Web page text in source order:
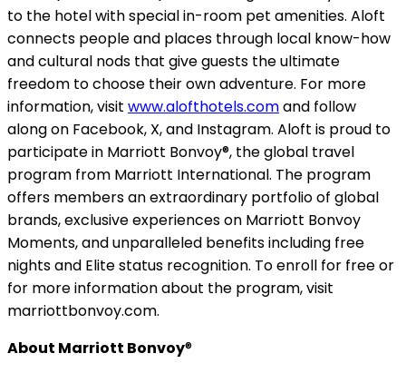
to the hotel with special in-room pet amenities. Aloft
connects people and places through local know-how
and cultural nods that give guests the ultimate
freedom to choose their own adventure. For more
information, visit www.alofthotels.comand follow
along on Facebook, X, and Instagram. Aloft is proud to
participate in Marriott Bonvoy®, the global travel
program from Marriott International. The program
offers members an extraordinary portfolio of global
brands, exclusive experiences on Marriott Bonvoy
Moments, and unparalleled benefits including free
nights and Elite status recognition. To enroll for free or
for more information about the program, visit
marriottbonvoy.com.
About Marriott Bonvoy®